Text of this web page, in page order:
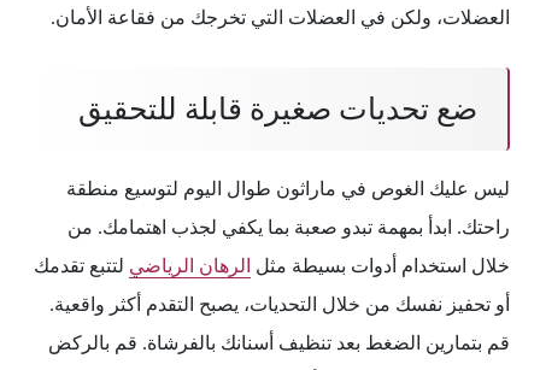
العضلات، ولكن في العضلات التي تخرجك من فقاعة الأمان.
ضع تحديات صغيرة قابلة للتحقيق
ليس عليك الغوص في ماراثون طوال اليوم لتوسيع منطقة
راحتك. ابدأ بمهمة تبدو صعبة بما يكفي لجذب اهتمامك. من
خلال استخدام أدوات بسيطة مثل الرهان الرياضي لتتبع تقدمك
أو تحفيز نفسك من خلال التحديات، يصبح التقدم أكثر واقعية.
قم بتمارين الضغط بعد تنظيف أسنانك بالفرشاة. قم بالركض